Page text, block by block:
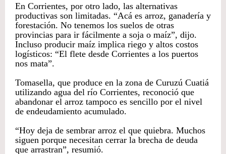
En Corrientes, por otro lado, las alternativas
productivas son limitadas. “Acá es arroz, ganadería y
forestación. No tenemos los suelos de otras
provincias para ir fácilmente a soja o maíz”, dijo.
Incluso producir maíz implica riego y altos costos
logísticos: “El flete desde Corrientes a los puertos
nos mata”.
Tomasella, que produce en la zona de Curuzú Cuatiá
utilizando agua del río Corrientes, reconoció que
abandonar el arroz tampoco es sencillo por el nivel
de endeudamiento acumulado.
“Hoy deja de sembrar arroz el que quiebra. Muchos
siguen porque necesitan cerrar la brecha de deuda
que arrastran”, resumió.